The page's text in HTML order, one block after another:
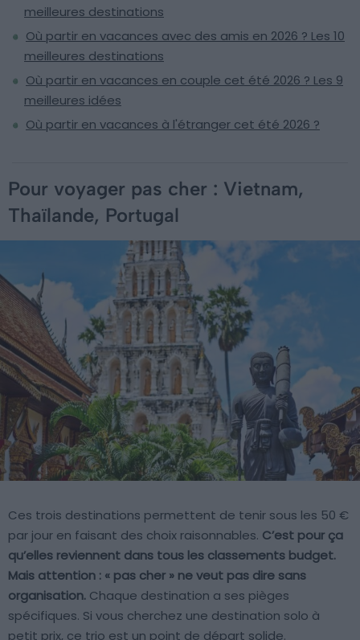
meilleures destinations
Où partir en vacances avec des amis en 2026 ? Les 10
meilleures destinations
Où partir en vacances en couple cet été 2026 ? Les 9
meilleures idées
Où partir en vacances à l'étranger cet été 2026 ?
Pour voyager pas cher : Vietnam,
Thaïlande, Portugal
Ces trois destinations permettent de tenir sous les 50 €
par jour en faisant des choix raisonnables. C’est pour ça
qu’elles reviennent dans tous les classements budget.
Mais attention : « pas cher » ne veut pas dire sans
organisation. Chaque destination a ses pièges
spécifiques. Si vous cherchez une destination solo à
petit prix, ce trio est un point de départ solide.